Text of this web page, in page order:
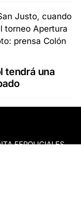
tendrá una
FEPOLICIALES